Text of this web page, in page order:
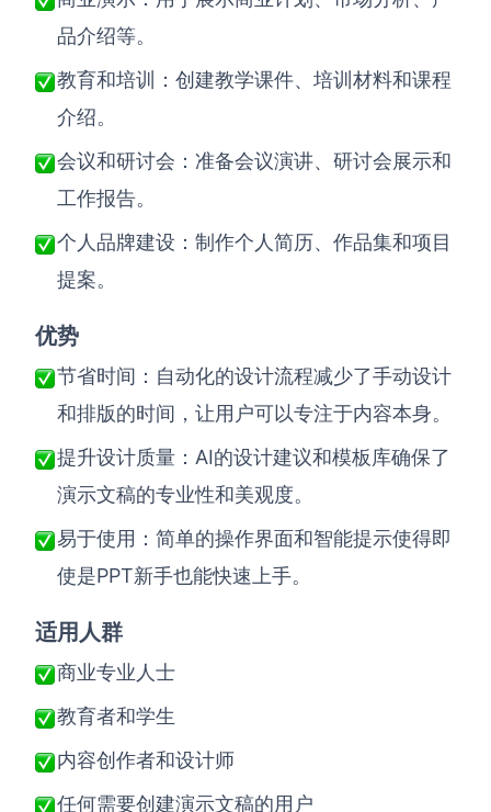
品介绍等。
教育和培训：创建教学课件、培训材料和课程
介绍。
会议和研讨会：准备会议演讲、研讨会展示和
工作报告。
个人品牌建设：制作个人简历、作品集和项目
提案。
优势
节省时间：自动化的设计流程减少了手动设计
和排版的时间，让用户可以专注于内容本身。
提升设计质量： AI的设计建议和模板库确保了
演示文稿的专业性和美观度。
易于使用：简单的操作界面和智能提示使得即
使是PPT新手也能快速上手。
适用人群
商业专业人士
教育者和学生
内容创作者和设计师
任何需要创建演示文稿的用户